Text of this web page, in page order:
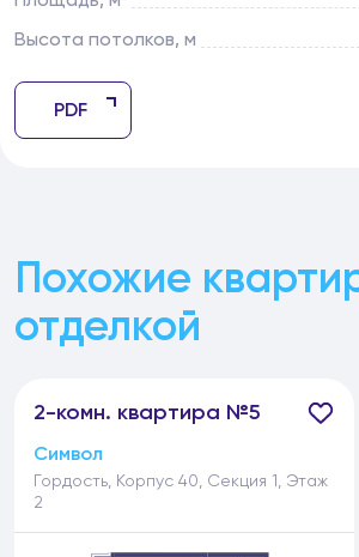
Высота потолков, м
PDF
Похожие
отделкой
2-комн. квартира №5
Символ
Гордость, Корпус 40, Секция 1, Этаж
2